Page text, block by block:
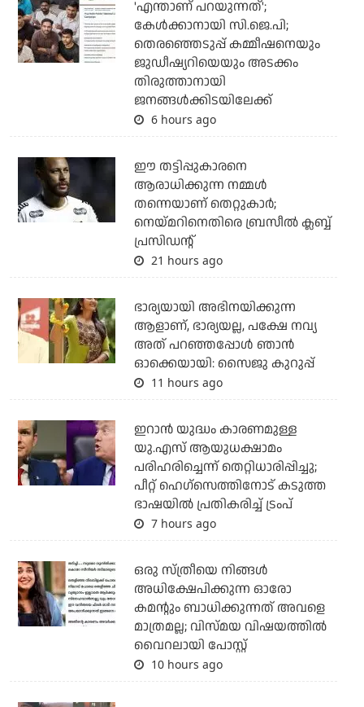
'എന്താണ് പറയുന്നത്';
കേള്‍ക്കാനായി സി.ജെ.പി;
തെരഞ്ഞെടുപ്പ് കമ്മീഷനെയും
ജുഡീഷ്യറിയെയും അടക്കം
തിരുത്താനായി
ജനങ്ങള്‍ക്കിടയിലേക്ക്
6 hours ago
ഈ തട്ടിപ്പുകാരനെ
ആരാധിക്കുന്ന നമ്മള്‍
തന്നെയാണ് തെറ്റുകാര്‍;
നെയ്മറിനെതിരെ ബ്രസീല്‍ ക്ലബ്ബ്
പ്രസിഡന്റ്
21 hours ago
ഭാര്യയായി അഭിനയിക്കുന്ന
ആളാണ്, ഭാര്യയല്ല, പക്ഷേ നവ്യ
അത് പറഞ്ഞപ്പോള്‍ ഞാന്‍
ഓക്കെയായി: സൈജു കുറുപ്പ്
11 hours ago
ഇറാന്‍ യുദ്ധം കാരണമുള്ള
യു.എസ് ആയുധക്ഷാമം
പരിഹരിച്ചെന്ന് തെറ്റിധാരിപ്പിച്ചു;
പീറ്റ് ഹെഗ്‌സെത്തിനോട് കടുത്ത
ഭാഷയില്‍ പ്രതികരിച്ച് ട്രംപ്
7 hours ago
ഒരു സ്ത്രീയെ നിങ്ങള്‍
അധിക്ഷേപിക്കുന്ന ഓരോ
കമന്റും ബാധിക്കുന്നത് അവളെ
മാത്രമല്ല; വിസ്മയ വിഷയത്തില്‍
വൈറലായി പോസ്റ്റ്
10 hours ago